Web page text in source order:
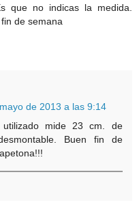
que no indicas la medida.
de semana
de 2013 a las 9:14
mide 23 cm. de
Buen fin de